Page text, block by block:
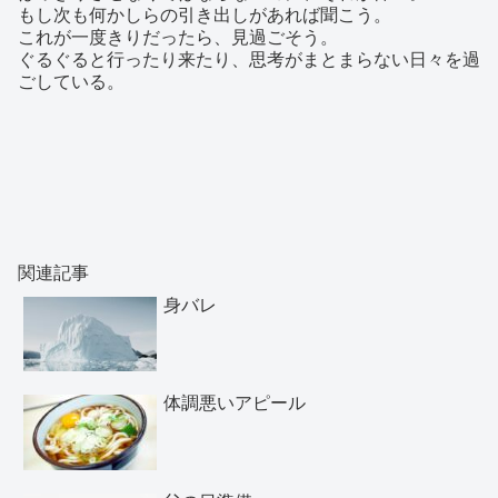
もし次も何かしらの引き出しがあれば聞こう。
これが一度きりだったら、見過ごそう。
ぐるぐると行ったり来たり、思考がまとまらない日々を過
ごしている。
関連記事
身バレ
体調悪いアピール